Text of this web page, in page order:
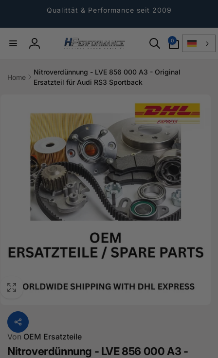
Qualittät & Performance seit 2009
Einloggen
0
Artikel
Home
Nitroverdünnung - LVE 856 000 A3 - Original
Ersatzteil für Audi RS3 Sportback
Von OEM Ersatzteile
Nitroverdünnung - LVE 856 000 A3 -